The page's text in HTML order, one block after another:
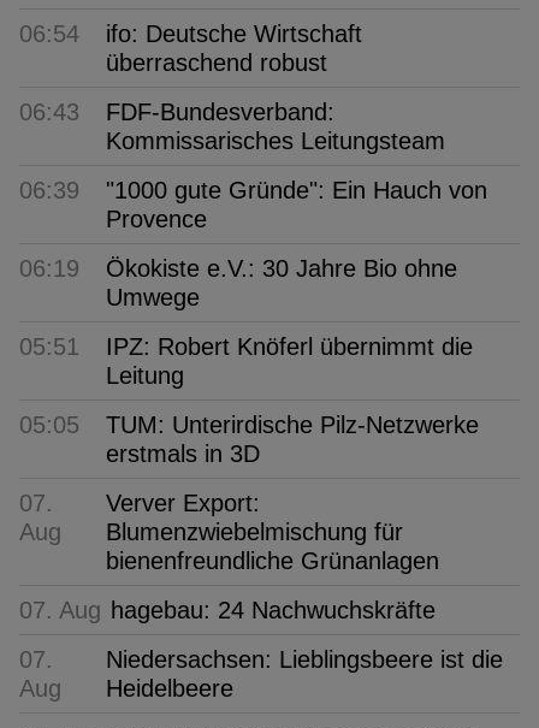
06:54
ifo: Deutsche Wirtschaft
überraschend robust
06:43
FDF-Bundesverband:
Kommissarisches Leitungsteam
06:39
"1000 gute Gründe": Ein Hauch von
Provence
06:19
Ökokiste e.V.: 30 Jahre Bio ohne
Umwege
05:51
IPZ: Robert Knöferl übernimmt die
Leitung
05:05
TUM: Unterirdische Pilz-Netzwerke
erstmals in 3D
07.
Aug
Verver Export:
Blumenzwiebelmischung für
bienenfreundliche Grünanlagen
07. Aug hagebau: 24 Nachwuchskräfte
07.
Aug
Niedersachsen: Lieblingsbeere ist die
Heidelbeere